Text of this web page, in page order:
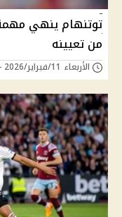
توتنهام ينهي
من تعيينه
الأربعاء 11/فبراير/2026 - 04:09 م